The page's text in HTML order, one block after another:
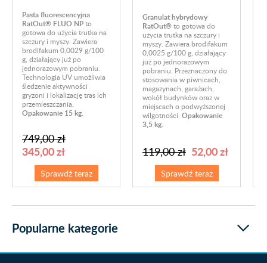
Pasta fluorescencyjna
RatOut® FLUO NPto
gotowa do użycia trutka na
szczury i myszy. Zawiera
brodifakum 0,0029 g/100
g, działający już po
jednorazowym pobraniu.
Technologia UV umożliwia
śledzenie aktywności
gryzoni i lokalizację tras ich
przemieszczania.
Opakowanie 15 kg.
749,00 zł
345,00 zł
Sprawdź teraz
Granulat hybrydowy
RatOut®to gotowa do
użycia trutka na szczury i
myszy. Zawiera brodifakum
0,0025 g/100 g, działający
już po jednorazowym
pobraniu. Przeznaczony do
stosowania w piwnicach,
magazynach, garażach,
wokół budynków oraz w
miejscach o podwyższonej
wilgotności. Opakowanie
3,5 kg.
119,00 zł 52,00 zł
Sprawdź teraz
Popularne kategorie